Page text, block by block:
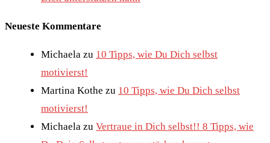
Neueste Kommentare
Michaela zu 10 Tipps, wie Du Dich selbst
motivierst!
Martina Kothe zu 10 Tipps, wie Du Dich selbst
motivierst!
Michaela zu Vertraue in Dich selbst!! 8 Tipps, wie